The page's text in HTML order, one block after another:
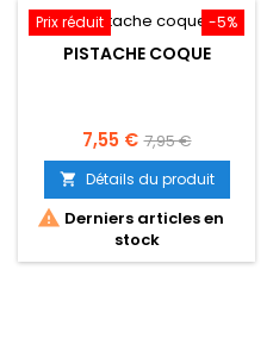
-5%
Prix réduit
PISTACHE COQUE
Prix
7,55 € Prix
de
base
7,95 €
 Détails du produit
 Derniers articles en
stock